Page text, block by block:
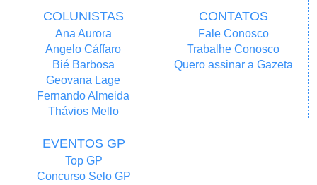
COLUNISTAS
Ana Aurora
Angelo Cáffaro
Bié Barbosa
Geovana Lage
Fernando Almeida
Thávios Mello
CONTATOS
Fale Conosco
Trabalhe Conosco
Quero assinar a Gazeta
EVENTOS GP
Top GP
Concurso Selo GP